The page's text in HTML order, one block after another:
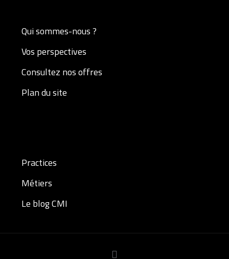
Qui sommes-nous ?
Vos perspectives
Consultez nos offres
Plan du site
Practices
Métiers
Le blog CMI